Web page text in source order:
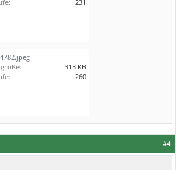
231
313 KB
260
#4